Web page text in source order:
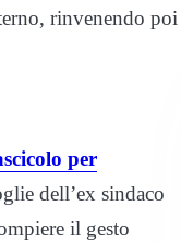
rinvenendo poi
per
dell’ex sindaco
il gesto